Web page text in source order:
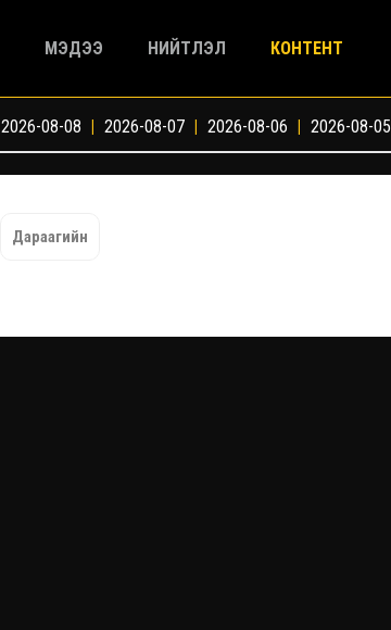
МЭДЭЭ НИЙТЛЭЛ КОНТЕНТ
2026-08-08 | 2026-08-07 | 2026-08-06 | 2026-08-05
Дараагийн